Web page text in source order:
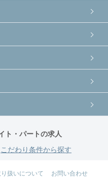
ト・パートの求人
こだわり条件から探す
扱いについて お問い合わせ